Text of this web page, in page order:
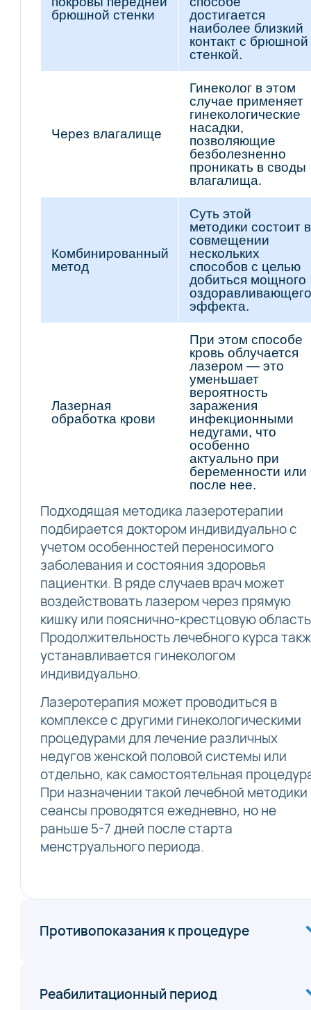
брюшной стенки
достигается
наиболее близкий
контакт с брюшной
стенкой.
Через влагалище
Гинеколог в этом
случае применяет
гинекологические
насадки,
позволяющие
безболезненно
проникать в своды
влагалища.
Комбинированный
метод
Суть этой
методики состоит в
совмещении
нескольких
способов с целью
добиться мощного
оздоравливающего
эффекта.
Лазерная
обработка крови
При этом способе
кровь облучается
лазером — это
уменьшает
вероятность
заражения
инфекционными
недугами, что
особенно
актуально при
беременности или
после нее.
Подходящая методика лазеротерапии
подбирается доктором индивидуально с
учетом особенностей переносимого
заболевания и состояния здоровья
пациентки. В ряде случаев врач может
воздействовать лазером через прямую
кишку или пояснично-крестцовую
Продолжительность лечебного курса
устанавливается гинекологом
индивидуально.
Лазеротерапия может проводиться в
комплексе с другими гинекологическими
процедурами для лечение различных
недугов женской половой системы или
отдельно, как самостоятельная
При назначении такой лечебной методики
сеансы проводятся ежедневно, но не
раньше 5-7 дней после старта
менструального периода.
Противопоказания к процедуре
Реабилитационный период